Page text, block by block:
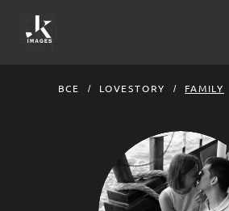
ВСЕ LOVESTORY FAMILY